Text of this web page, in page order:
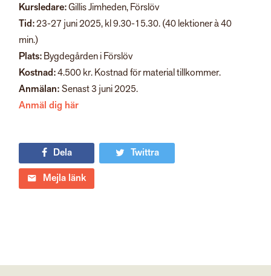
Kursledare:Gillis Jimheden, Förslöv
Tid:23-27 juni 2025, kl 9.30-15.30. (40 lektioner à 40
min.)
Plats:Bygdegården i Förslöv
Kostnad:4.500 kr. Kostnad för material tillkommer.
Anmälan:Senast 3 juni 2025.
Anmäl dig här
Dela
Twittra
Mejla länk